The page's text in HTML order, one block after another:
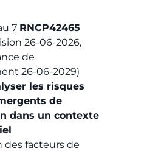
7 RNCP42465
26-06-2026,
de
26-06-2029)
les risques
de
dans un contexte
facteurs de